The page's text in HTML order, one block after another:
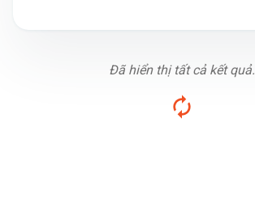
Đã hiển thị tất cả kết quả.